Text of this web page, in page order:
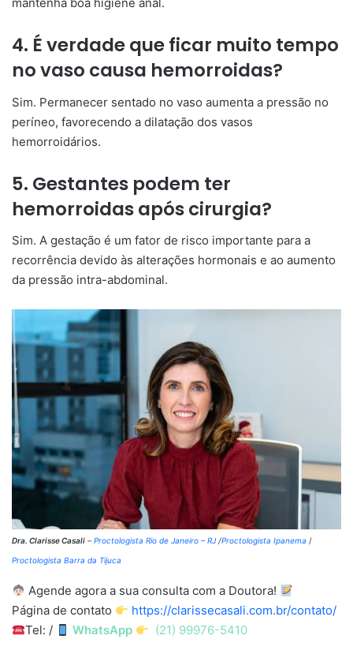
4. É verdade que ficar muito tempo
no vaso causa hemorroidas?
Sim. Permanecer sentado no vaso aumenta a pressão no
períneo, favorecendo a dilatação dos vasos
hemorroidários.
5. Gestantes podem ter
hemorroidas após cirurgia?
Sim. A gestação é um fator de risco importante para a
recorrência devido às alterações hormonais e ao aumento
da pressão intra-abdominal.
Dra. Clarisse Casali – Proctologista Rio de Janeiro – RJ/Proctologista Ipanema /
Proctologista Barra da Tijuca
Agende agora a sua consulta com a Doutora!
Página de contato
https://clarissecasali.com.br/contato/
Tel: /
WhatsApp (21) 99976-5410